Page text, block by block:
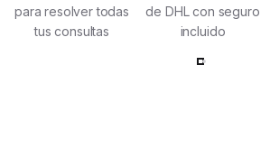
para resolver todas
tus consultas
de DHL con seguro
incluido